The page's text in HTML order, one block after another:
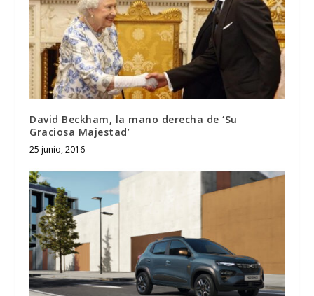
David Beckham, la mano derecha de ‘Su
Graciosa Majestad’
25 junio, 2016